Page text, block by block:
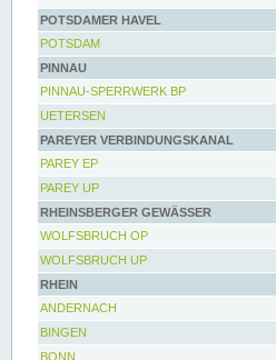
POTSDAMER HAVEL
POTSDAM
PINNAU
PINNAU-SPERRWERK BP
UETERSEN
PAREYER VERBINDUNGSKANAL
PAREY EP
PAREY UP
RHEINSBERGER GEWÄSSER
WOLFSBRUCH OP
WOLFSBRUCH UP
RHEIN
ANDERNACH
BINGEN
BONN